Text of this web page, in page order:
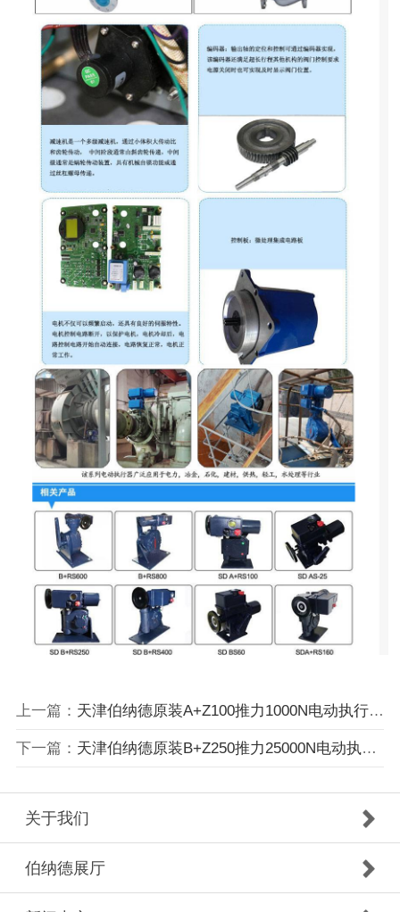
上一篇： 天津伯纳德原装A+Z100推力1000N电动执行器智能调节
下一篇： 天津伯纳德原装B+Z250推力25000N电动执行器智能调
关于我们
伯纳德展厅